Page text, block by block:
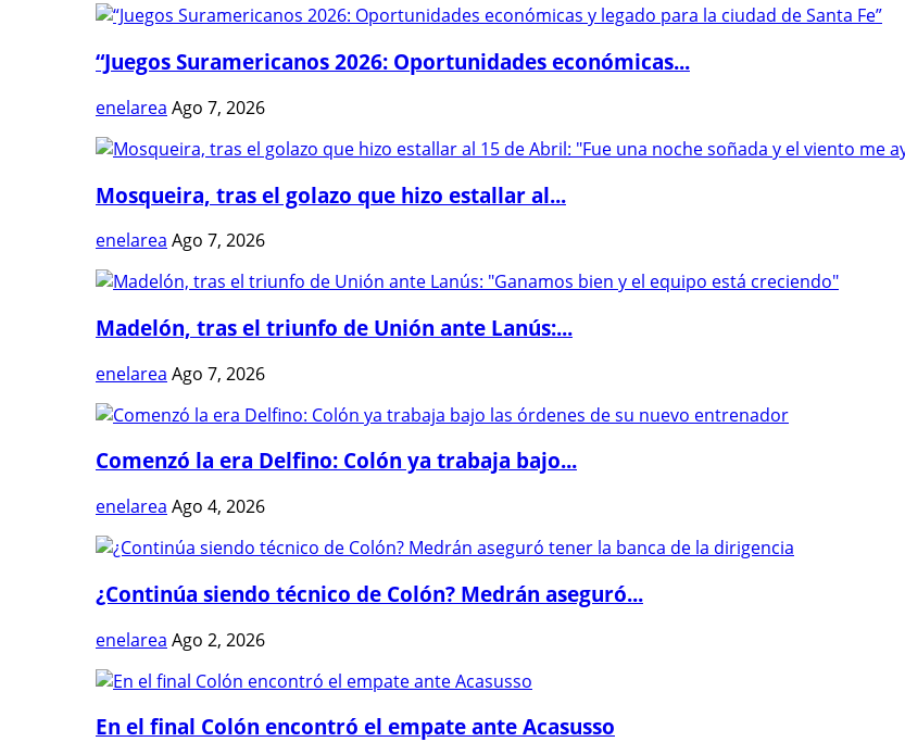
“Juegos Suramericanos 2026: Oportunidades económicas...
enelarea Ago 7, 2026
Mosqueira, tras el golazo que hizo estallar al...
enelarea Ago 7, 2026
Madelón, tras el triunfo de Unión ante Lanús:...
enelarea Ago 7, 2026
Comenzó la era Delfino: Colón ya trabaja bajo...
enelarea Ago 4, 2026
¿Continúa siendo técnico de Colón? Medrán aseguró...
enelarea Ago 2, 2026
En el final Colón encontró el empate ante Acasusso